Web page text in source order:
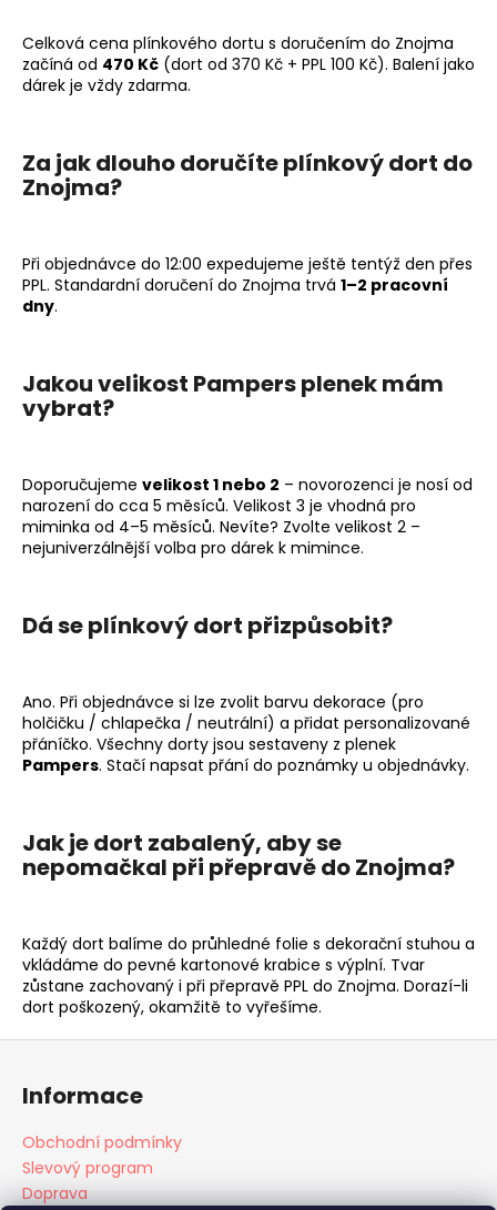
Celková cena plínkového dortu s doručením do Znojma
začíná od 470 Kč (dort od 370 Kč + PPL 100 Kč). Balení jako
dárek je vždy zdarma.
Za jak dlouho doručíte plínkový dort do
Znojma?
Při objednávce do 12:00 expedujeme ještě tentýž den přes
PPL. Standardní doručení do Znojma trvá 1–2 pracovní
dny.
Jakou velikost Pampers plenek mám
vybrat?
Doporučujeme velikost 1 nebo 2 – novorozenci je nosí od
narození do cca 5 měsíců. Velikost 3 je vhodná pro
miminka od 4–5 měsíců. Nevíte? Zvolte velikost 2 –
nejuniverzálnější volba pro dárek k mimince.
Dá se plínkový dort přizpůsobit?
Ano. Při objednávce si lze zvolit barvu dekorace (pro
holčičku / chlapečka / neutrální) a přidat personalizované
přáníčko. Všechny dorty jsou sestaveny z plenek
Pampers. Stačí napsat přání do poznámky u objednávky.
Jak je dort zabalený, aby se
nepomačkal při přepravě do Znojma?
Každý dort balíme do průhledné folie s dekorační stuhou a
vkládáme do pevné kartonové krabice s výplní. Tvar
zůstane zachovaný i při přepravě PPL do Znojma. Dorazí-li
dort poškozený, okamžitě to vyřešíme.
í
Informace
Obchodní podmínky
Slevový program
Doprava